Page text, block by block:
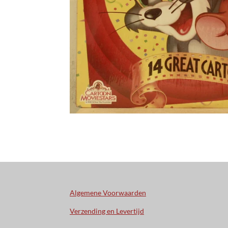
Algemene Voorwaarden
Verzending en Levertijd